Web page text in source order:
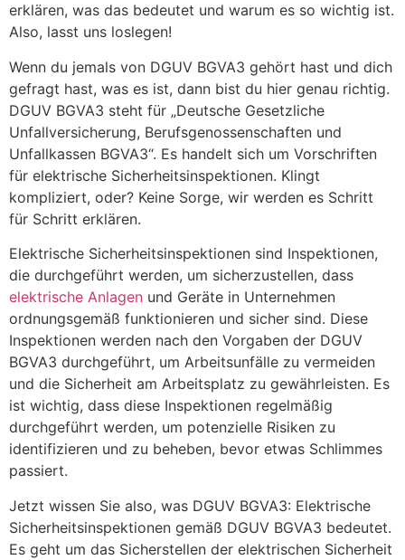
erklären, was das bedeutet und warum es so wichtig ist.
Also, lasst uns loslegen!
Wenn du jemals von DGUV BGVA3 gehört hast und dich
gefragt hast, was es ist, dann bist du hier genau richtig.
DGUV BGVA3 steht für „Deutsche Gesetzliche
Unfallversicherung, Berufsgenossenschaften und
Unfallkassen BGVA3“. Es handelt sich um Vorschriften
für elektrische Sicherheitsinspektionen. Klingt
kompliziert, oder? Keine Sorge, wir werden es Schritt
für Schritt erklären.
Elektrische Sicherheitsinspektionen sind Inspektionen,
die durchgeführt werden, um sicherzustellen, dass
elektrische Anlagen und Geräte in Unternehmen
ordnungsgemäß funktionieren und sicher sind. Diese
Inspektionen werden nach den Vorgaben der DGUV
BGVA3 durchgeführt, um Arbeitsunfälle zu vermeiden
und die Sicherheit am Arbeitsplatz zu gewährleisten. Es
ist wichtig, dass diese Inspektionen regelmäßig
durchgeführt werden, um potenzielle Risiken zu
identifizieren und zu beheben, bevor etwas Schlimmes
passiert.
Jetzt wissen Sie also, was DGUV BGVA3: Elektrische
Sicherheitsinspektionen gemäß DGUV BGVA3 bedeutet.
Es geht um das Sicherstellen der elektrischen Sicherheit